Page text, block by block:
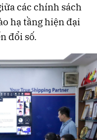
các chính sách
hạ tầng hiện đại
đổi số.